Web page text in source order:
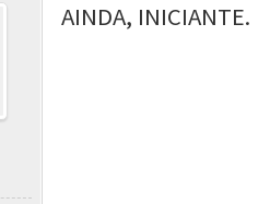
AINDA, INICIANTE.